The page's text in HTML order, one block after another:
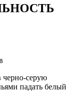
черно-серую
падать белый